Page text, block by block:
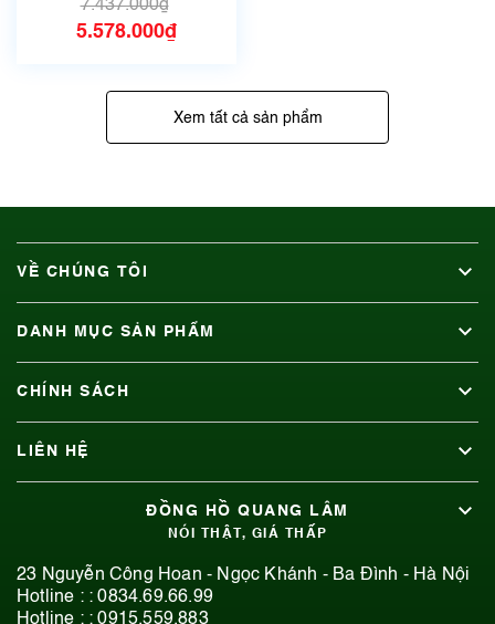
7.437.000₫
5.578.000₫
Xem tất cả sản phẩm
VỀ CHÚNG TÔI
DANH MỤC SẢN PHẨM
CHÍNH SÁCH
LIÊN HỆ
ĐỒNG HỒ QUANG LÂM
NÓI THẬT, GIÁ THẤP
23 Nguyễn Công Hoan - Ngọc Khánh - Ba Đình - Hà Nội
Hotline : :0834.69.66.99
Hotline : :0915.559.883